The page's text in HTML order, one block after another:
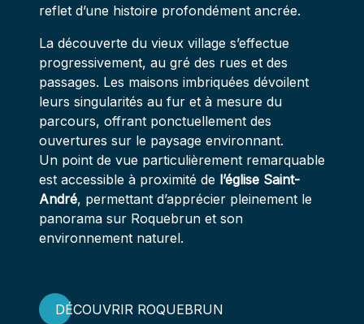
reflet d’une histoire profondément ancrée.
La découverte du vieux village s’effectue
progressivement, au gré des rues et des
passages. Les maisons imbriquées dévoilent
leurs singularités au fur et à mesure du
parcours, offrant ponctuellement des
ouvertures sur le paysage environnant.
Un point de vue particulièrement remarquable
est accessible à proximité de l’église Saint-
André, permettant d’apprécier pleinement le
panorama sur Roquebrun et son
environnement naturel.
DÉCOUVRIR ROQUEBRUN